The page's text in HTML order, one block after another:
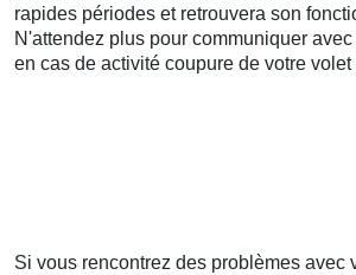
rapides périodes et retrouvera son
N'attendez plus pour communiquer
en cas de activité coupure de votre volet
Si vous rencontrez des problèmes avec